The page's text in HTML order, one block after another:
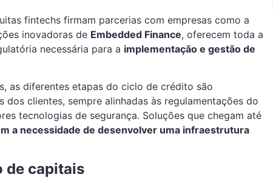
fintechs firmam parcerias com empresas como a
inovadoras de Embedded Finance, oferecem toda a
necessária para a implementação e gestão de
as diferentes etapas do ciclo de crédito são
dos clientes, sempre alinhadas às regulamentações do
tecnologias de segurança. Soluções que chegam até
a necessidade de desenvolver uma infraestrutura
de capitais